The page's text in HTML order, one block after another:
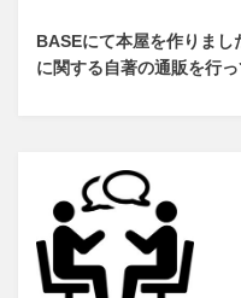
BASEにて本屋を作りま
に関する自著の通販を行